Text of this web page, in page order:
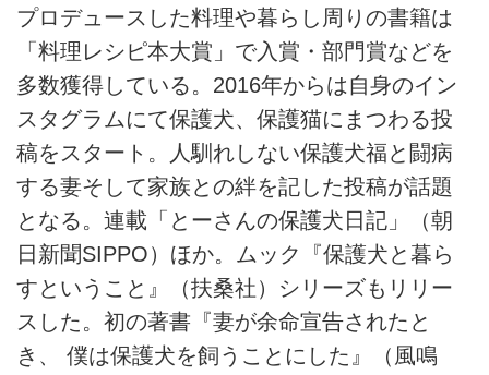
り）
プロデュースした料理や暮らし周りの書籍は
「料理レシピ本大賞」で入賞・部門賞などを
多数獲得している。2016年からは自身のイン
スタグラムにて保護犬、保護猫にまつわる投
稿をスタート。人馴れしない保護犬福と闘病
する妻そして家族との絆を記した投稿が話題
となる。連載「とーさんの保護犬日記」（朝
日新聞SIPPO）ほか。ムック『保護犬と暮ら
すということ』（扶桑社）シリーズもリリー
スした。初の著書『妻が余命宣告されたと
き、 僕は保護犬を飼うことにした』（風鳴